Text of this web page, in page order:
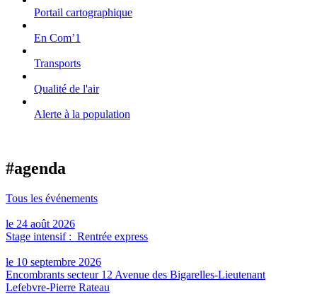
Portail cartographique
En Com’1
Transports
Qualité de l'air
Alerte à la population
#agenda
Tous les événements
le 24 août 2026
Stage intensif : Rentrée express
le 10 septembre 2026
Encombrants secteur 12 Avenue des Bigarelles-Lieutenant
Lefebvre-Pierre Rateau